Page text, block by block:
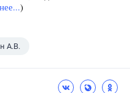
)
А.В.